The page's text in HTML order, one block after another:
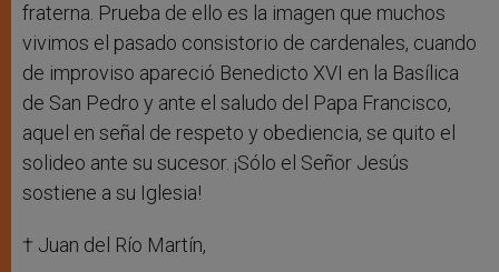
fraterna. Prueba de ello es la imagen que muchos
vivimos el pasado consistorio de cardenales, cuando
de improviso apareció Benedicto XVI en la Basílica
de San Pedro y ante el saludo del Papa Francisco,
aquel en señal de respeto y obediencia, se quito el
solideo ante su sucesor. ¡Sólo el Señor Jesús
sostiene a su Iglesia!
† Juan del Río Martín,